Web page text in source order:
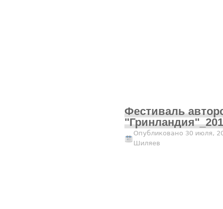
Фестиваль
Опубликовано 30 июля,
Шиляев